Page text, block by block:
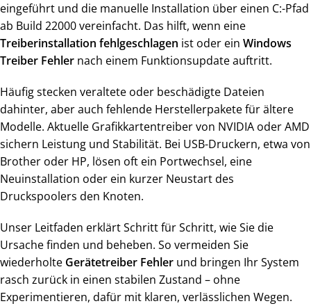
eingeführt und die manuelle Installation über einen C:-Pfad
ab Build 22000 vereinfacht. Das hilft, wenn eine
Treiberinstallation fehlgeschlagen ist oder ein Windows
Treiber Fehler nach einem Funktionsupdate auftritt.
Häufig stecken veraltete oder beschädigte Dateien
dahinter, aber auch fehlende Herstellerpakete für ältere
Modelle. Aktuelle Grafikkartentreiber von NVIDIA oder AMD
sichern Leistung und Stabilität. Bei USB-Druckern, etwa von
Brother oder HP, lösen oft ein Portwechsel, eine
Neuinstallation oder ein kurzer Neustart des
Druckspoolers den Knoten.
Unser Leitfaden erklärt Schritt für Schritt, wie Sie die
Ursache finden und beheben. So vermeiden Sie
wiederholte Gerätetreiber Fehler und bringen Ihr System
rasch zurück in einen stabilen Zustand – ohne
Experimentieren, dafür mit klaren, verlässlichen Wegen.